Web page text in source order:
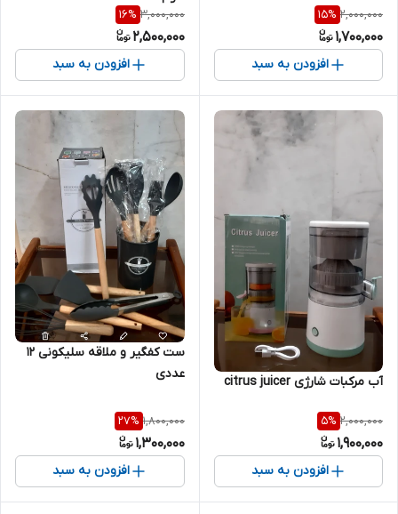
2,000,000
15%
1,700,000
افزودن به سبد
3,000,000
16%
2,500,000
افزودن به سبد
آب مرکبات شارژی citrus juicer
2,000,000
5%
1,900,000
افزودن به سبد
ست کفگیر و ملاقه سلیکونی ۱۲
عددی
1,800,000
27%
1,300,000
افزودن به سبد